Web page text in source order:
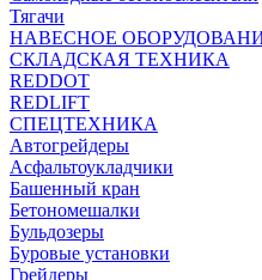
Тягачи
НАВЕСНОЕ
СКЛАДСКАЯ ТЕХНИКА
REDDOT
REDLIFT
СПЕЦТЕХНИКА
Автогрейдеры
Асфальтоукладчики
Башенный кран
Бетономешалки
Бульдозеры
Буровые установки
Грейдеры